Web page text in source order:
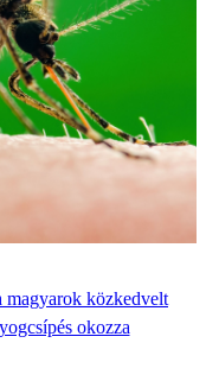
magyarok közkedvelt
okozza